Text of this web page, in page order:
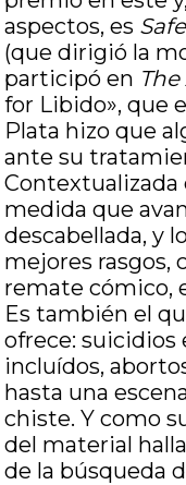
aspectos, es
(que dirigió la
participó en
for Libido», que
Plata hizo que
ante su
Contextualizada
medida que
descabellada, y
mejores rasgos,
remate cómico,
Es también el
ofrece: suicidios
incluídos,
hasta una
chiste. Y como
del material
de la búsqueda